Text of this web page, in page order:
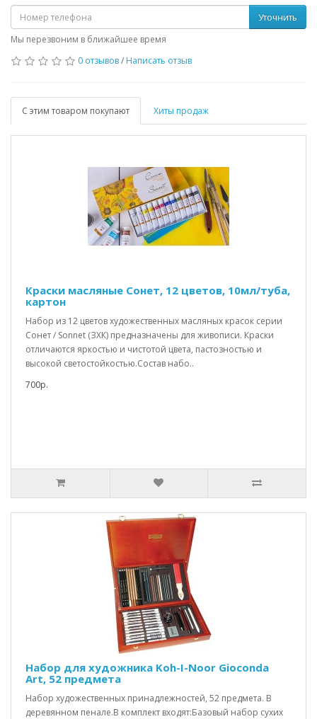
Уточнить
Мы перезвоним в ближайшее время
0 отзывов/ Написать отзыв
С этим товаром покупают Хиты продаж
Краски масляные Сонет, 12 цветов, 10мл/туба,
картон
Набор из 12 цветов художественных масляных красок серии
Сонет / Sonnet (ЗХК) предназначены для живописи. Краски
отличаются яркостью и чистотой цвета, пастозностью и
высокой светостойкостью.Состав набо..
700р.
Набор для художника Koh-I-Noor Gioconda
Art, 52 предмета
Набор художественных принадлежностей, 52 предмета. В
деревянном пенале.В комплект входят:Базовый набор сухих